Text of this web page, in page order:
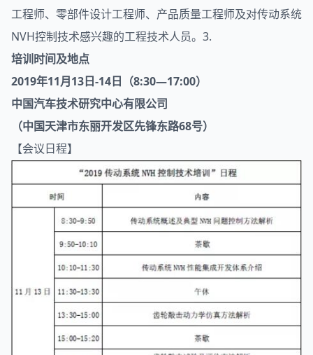
工程师、零部件设计工程师、产品质量工程师及对传动系统
NVH控制技术感兴趣的工程技术人员。3.
培训时间及地点
2019年11月13日-14日（8:30—17:00）
中国汽车技术研究中心有限公司
（中国天津市东丽开发区先锋东路68号）
【会议日程】